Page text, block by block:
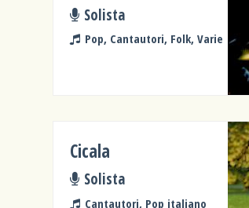
Solista
Pop, Cantautori, Folk, Varie
Cicala
Solista
Cantautori, Pop italiano